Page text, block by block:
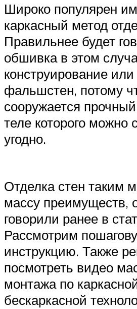
Широко популярен
каркасный метод
Правильнее будет
обшивка в этом
конструирование или
фальшстен, потому
сооружается
теле которого можно
угодно.
Отделка стен таким
массу преимуществ,
говорили ранее в
Рассмотрим
инструкцию. Также
посмотреть видео
монтажа по
бескаркасной